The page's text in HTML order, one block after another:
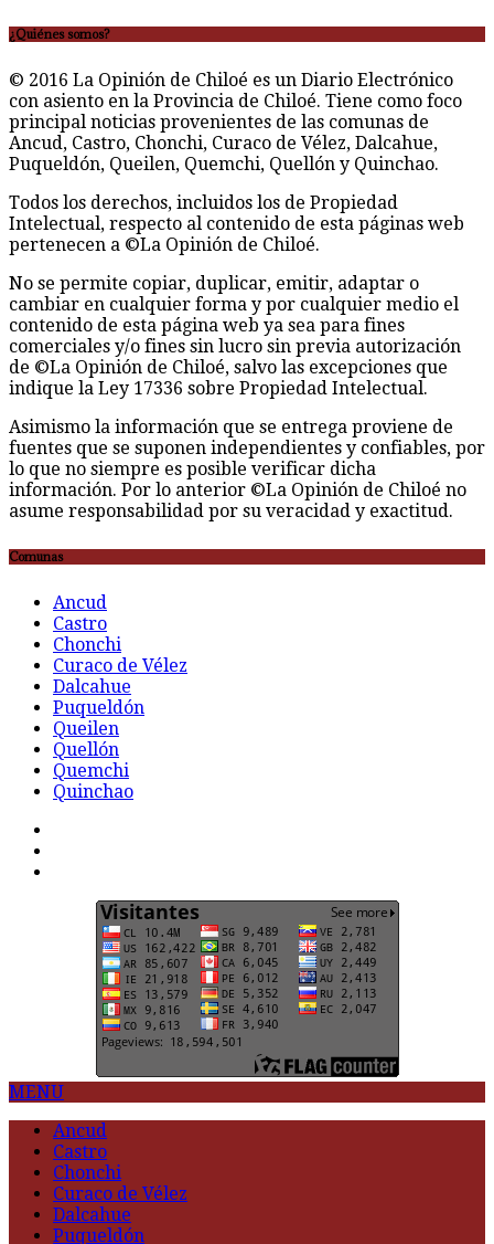
¿Quiénes somos?
© 2016 La Opinión de Chiloé es un Diario Electrónico
con asiento en la Provincia de Chiloé. Tiene como foco
principal noticias provenientes de las comunas de
Ancud, Castro, Chonchi, Curaco de Vélez, Dalcahue,
Puqueldón, Queilen, Quemchi, Quellón y Quinchao.
Todos los derechos, incluidos los de Propiedad
Intelectual, respecto al contenido de esta páginas web
pertenecen a ©La Opinión de Chiloé.
No se permite copiar, duplicar, emitir, adaptar o
cambiar en cualquier forma y por cualquier medio el
contenido de esta página web ya sea para fines
comerciales y/o fines sin lucro sin previa autorización
de ©La Opinión de Chiloé, salvo las excepciones que
indique la Ley 17336 sobre Propiedad Intelectual.
Asimismo la información que se entrega proviene de
fuentes que se suponen independientes y confiables, por
lo que no siempre es posible verificar dicha
información. Por lo anterior ©La Opinión de Chiloé no
asume responsabilidad por su veracidad y exactitud.
Comunas
Ancud
Castro
Chonchi
Curaco de Vélez
Dalcahue
Puqueldón
Queilen
Quellón
Quemchi
Quinchao
MENU
Ancud
Castro
Chonchi
Curaco de Vélez
Dalcahue
Puqueldón